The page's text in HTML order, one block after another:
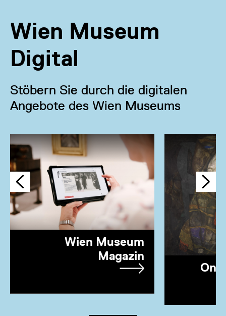
Wien Museum
Digital
Stöbern Sie durch die digitalen
Angebote des Wien Museums
Wien Museum
Magazin